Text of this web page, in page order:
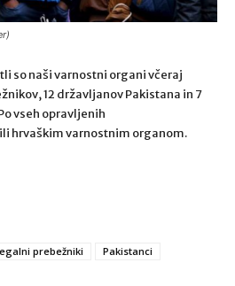
so naši varnostni organi včeraj
12 državljanov Pakistana in 7
vseh opravljenih
hrvaškim varnostnim organom.
prebežniki
Pakistanci